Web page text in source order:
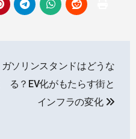
ガソリンスタンドはどうな
る？EV化がもたらす街と
インフラの変化